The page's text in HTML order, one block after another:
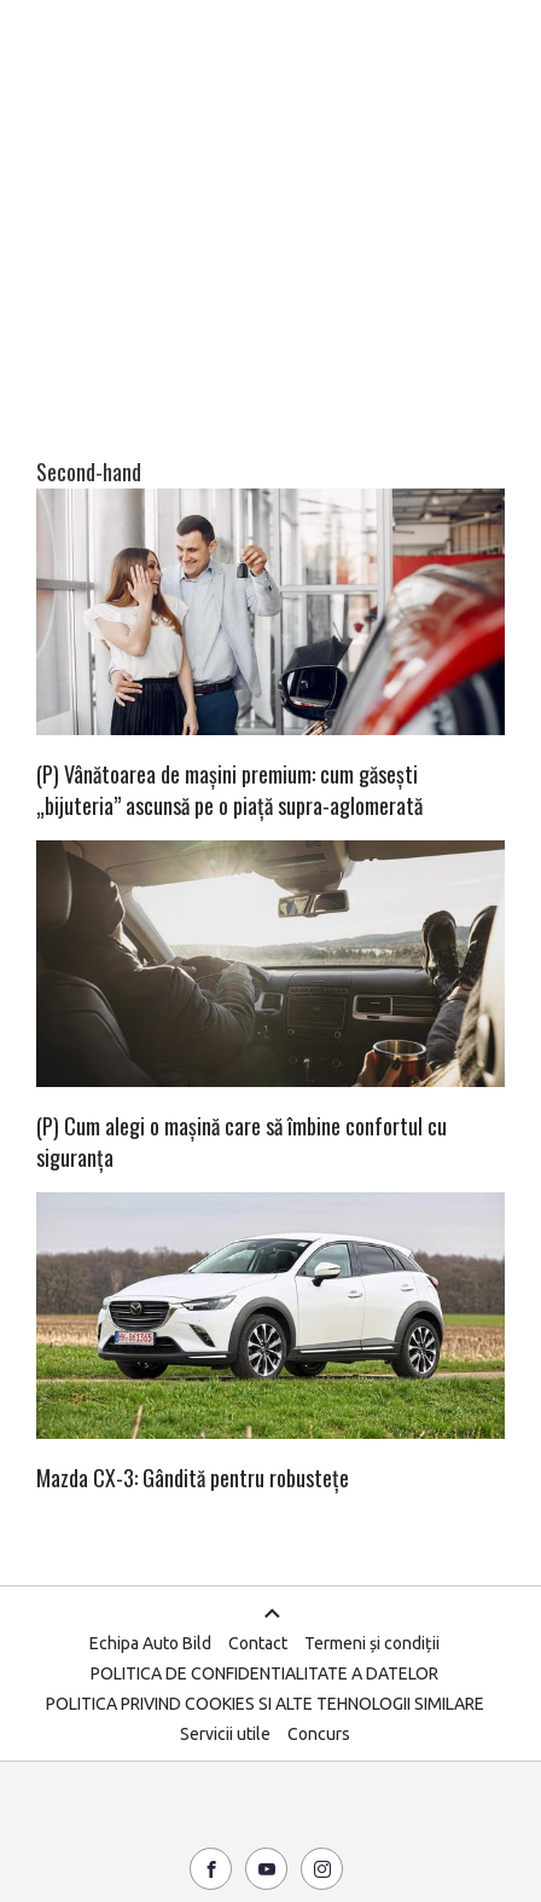
Second-hand
(P) Vânătoarea de mașini premium: cum găsești
„bijuteria” ascunsă pe o piață supra-aglomerată
(P) Cum alegi o mașină care să îmbine confortul cu
siguranța
Mazda CX-3: Gândită pentru robustețe
Echipa Auto Bild Contact
Termeni și condiții
POLITICA DE CONFIDENTIALITATE A DATELOR
POLITICA PRIVIND COOKIES SI ALTE TEHNOLOGII SIMILARE
Servicii utile
Concurs